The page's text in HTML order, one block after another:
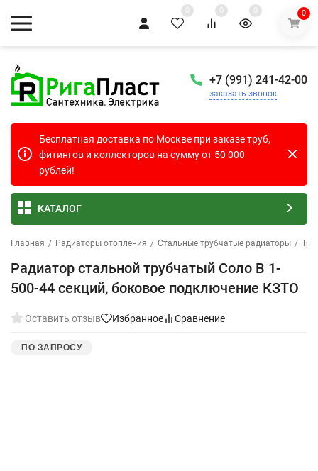
0 0 0 0
+7 (991) 241-42-00
заказать звонок
Бесплатная доставка по Москве при заказе труб,
фитингов и коллекторов на сумму от 50 000
рублей!
КАТАЛОГ
Главная / Радиаторы отопления / Стальные трубчатые радиаторы /
Радиатор стальной трубчатый Соло В 1-
500-44 секций, боковое подключение КЗТО
Оставить отзыв Избранное Сравнение
ПО ЗАПРОСУ